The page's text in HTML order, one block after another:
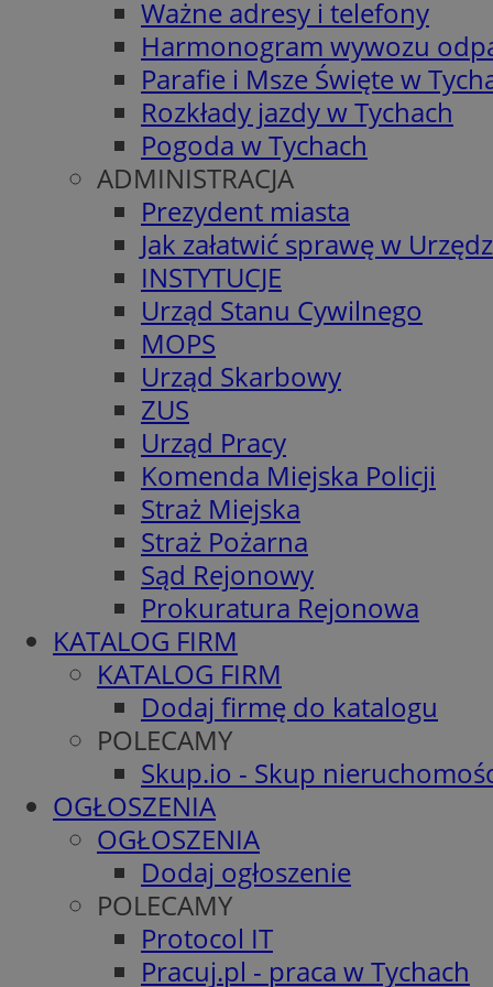
Ważne adresy i telefony
Harmonogram wywozu
Parafie i Msze Święte w
Rozkłady jazdy w Tychach
Pogoda w Tychach
ADMINISTRACJA
Prezydent miasta
Jak załatwić sprawę w
INSTYTUCJE
Urząd Stanu Cywilnego
MOPS
Urząd Skarbowy
ZUS
Urząd Pracy
Komenda Miejska Policji
Straż Miejska
Straż Pożarna
Sąd Rejonowy
Prokuratura Rejonowa
KATALOG FIRM
KATALOG FIRM
Dodaj firmę do katalogu
POLECAMY
Skup.io - Skup
OGŁOSZENIA
OGŁOSZENIA
Dodaj ogłoszenie
POLECAMY
Protocol IT
Pracuj.pl - praca w Tychach